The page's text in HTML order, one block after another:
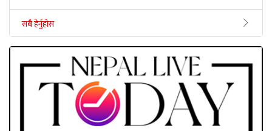
सबै हेर्नुहोस